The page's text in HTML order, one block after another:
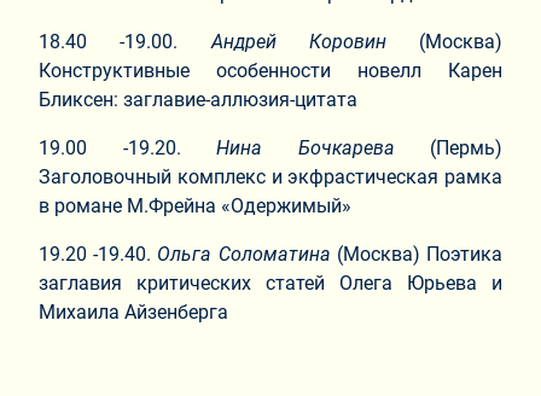
18.40 -19.00.Андрей Коровин (Москва)
Конструктивные особенности новелл Карен
Бликсен: заглавие-аллюзия-цитата
19.00 -19.20. Нина Бочкарева (Пермь)
Заголовочный комплекс и экфрастическая рамка
в романе М.Фрейна «Одержимый»
19.20 -19.40. Ольга Соломатина (Москва) Поэтика
заглавия критических статей Олега Юрьева и
Михаила Айзенберга